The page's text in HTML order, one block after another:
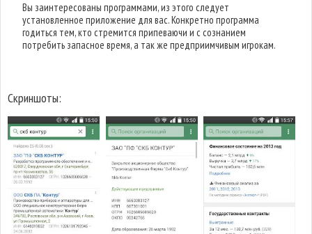
Вы заинтересованы программами, из этого следует
установленное приложение для вас. Конкретно программа
годиться тем, кто стремится припеваючи и с сознанием
потребить запасное время, а так же предприимчивым игрокам.
Скриншоты: